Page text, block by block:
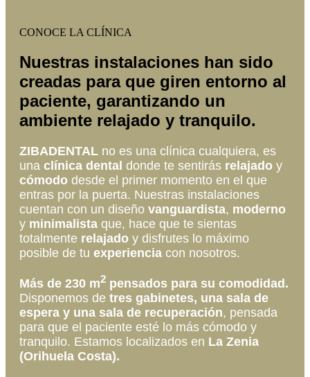
CONOCE LA CLÍNICA
Nuestras instalaciones han sido
creadas para que giren entorno al
paciente, garantizando un
ambiente relajado y tranquilo.
ZIBADENTAL no es una clínica cualquiera, es
una clínica dental donde te sentirás relajado y
cómodo desde el primer momento en el que
entras por la puerta. Nuestras instalaciones
cuentan con un diseño vanguardista, moderno
y minimalista que, hace que te sientas
totalmente relajado y disfrutes lo máximo
posible de tu experiencia con nosotros.
Más de 230 m2 pensados para su comodidad.
Disponemos de tres gabinetes, una sala de
espera y una sala de recuperación, pensada
para que el paciente esté lo más cómodo y
tranquilo. Estamos localizados en La Zenia
(Orihuela Costa).